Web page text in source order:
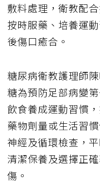
敷料處理，衛教配
按時服藥、培養運
後傷口癒合。
糖尿病衛教護理師
糖為預防足部病變
飲食養成運動習慣
藥物劑量或生活習
神經及循環檢查，
清潔保養及選擇正
傷。